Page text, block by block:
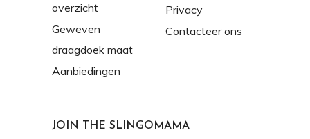
overzicht
Geweven
draagdoek maat
Aanbiedingen
Privacy
Contacteer ons
JOIN THE SLINGOMAMA